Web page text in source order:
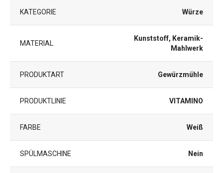
KATEGORIE Würze
MATERIAL
Kunststoff, Keramik-
Mahlwerk
PRODUKTART Gewürzmühle
PRODUKTLINIE VITAMINO
FARBE Weiß
SPÜLMASCHINE Nein